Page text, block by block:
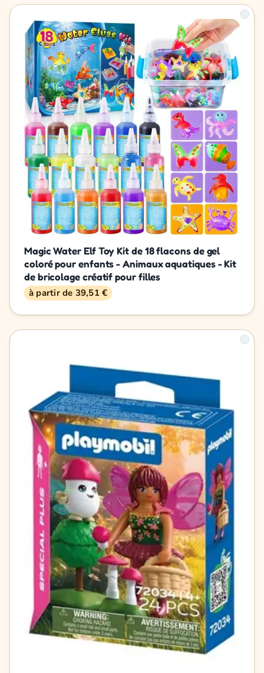
Magic Water Elf Toy Kit de 18 flacons de gel
coloré pour enfants - Animaux aquatiques - Kit
de bricolage créatif pour filles
à partir de 39,51 €